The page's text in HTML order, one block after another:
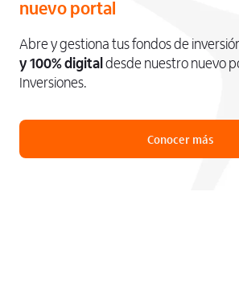
nuevo portal
Abre y gestiona tus fondos de
y 100% digitaldesde nuestro nuevo
Inversiones.
Conocer más